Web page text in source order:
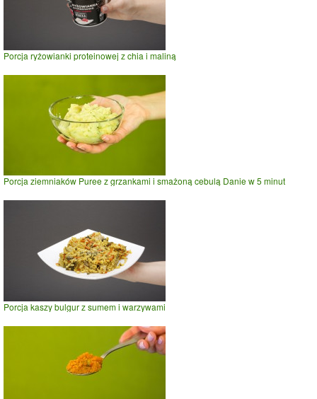
Porcja ryżowianki proteinowej z chia i maliną
Porcja ziemniaków Puree z grzankami i smażoną cebulą Danie w 5 minut
Porcja kaszy bulgur z sumem i warzywami